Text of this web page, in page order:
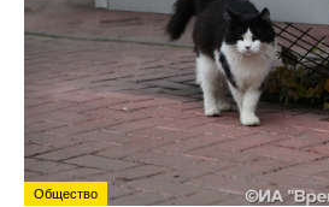
Общество